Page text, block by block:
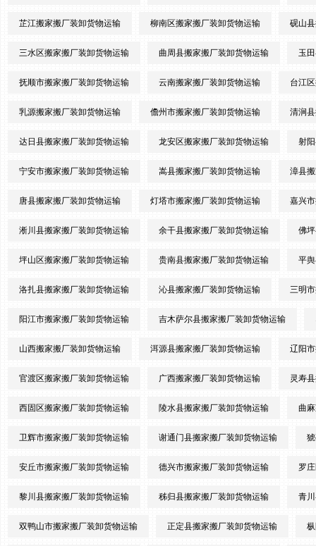
芷江搬家搬厂装卸货物运输 柳南区搬家搬厂装卸货物运输 砚山
三水区搬家搬厂装卸货物运输 曲周县搬家搬厂装卸货物运输 玉
抚顺市搬家搬厂装卸货物运输 云南搬家搬厂装卸货物运输 台江
乳源搬家搬厂装卸货物运输 儋州市搬家搬厂装卸货物运输 清涧
达日县搬家搬厂装卸货物运输 龙安区搬家搬厂装卸货物运输 射
宁安市搬家搬厂装卸货物运输 嵩县搬家搬厂装卸货物运输 漳县
唐县搬家搬厂装卸货物运输 灯塔市搬家搬厂装卸货物运输 嘉兴
淅川县搬家搬厂装卸货物运输 余干县搬家搬厂装卸货物运输 佛
坪山区搬家搬厂装卸货物运输 贵南县搬家搬厂装卸货物运输 平
洛扎县搬家搬厂装卸货物运输 沁县搬家搬厂装卸货物运输 三明
阳江市搬家搬厂装卸货物运输 吉木萨尔县搬家搬厂装卸货物运输
山西搬家搬厂装卸货物运输 洱源县搬家搬厂装卸货物运输 辽阳
官渡区搬家搬厂装卸货物运输 广西搬家搬厂装卸货物运输 灵寿
西固区搬家搬厂装卸货物运输 陵水县搬家搬厂装卸货物运输 曲
卫辉市搬家搬厂装卸货物运输 谢通门县搬家搬厂装卸货物运输
安丘市搬家搬厂装卸货物运输 德兴市搬家搬厂装卸货物运输 罗
黎川县搬家搬厂装卸货物运输 秭归县搬家搬厂装卸货物运输 青
双鸭山市搬家搬厂装卸货物运输 正定县搬家搬厂装卸货物运输